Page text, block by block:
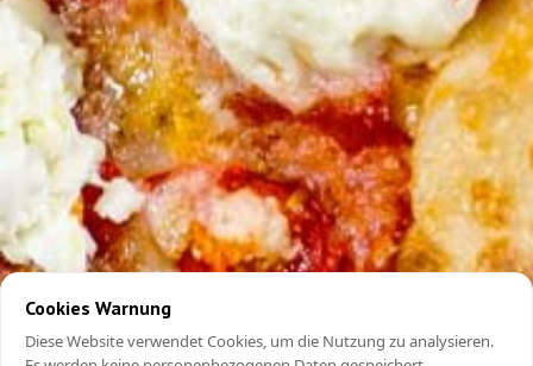
Cookies Warnung
Diese Website verwendet Cookies, um die Nutzung zu analysieren.